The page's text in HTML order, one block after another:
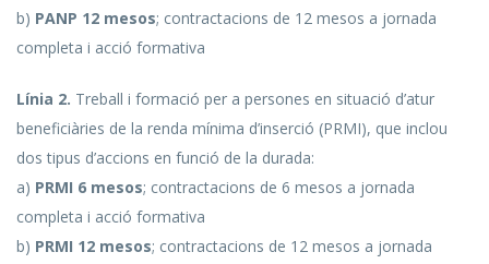
b) PANP 12 mesos; contractacions de 12 mesos a jornada
completa i acció formativa
Línia 2. Treball i formació per a persones en situació d’atur
beneficiàries de la renda mínima d’inserció (PRMI), que inclou
dos tipus d’accions en funció de la durada:
a) PRMI 6 mesos; contractacions de 6 mesos a jornada
completa i acció formativa
b) PRMI 12 mesos; contractacions de 12 mesos a jornada